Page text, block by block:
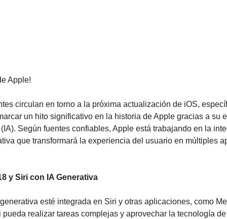
Apple!
circulan en torno a la próxima actualización de iOS,
un hito significativo en la historia de Apple gracias a su
Según fuentes confiables, Apple está trabajando en la
que transformará la experiencia del usuario en múltiples
y Siri con IA Generativa
esté integrada en Siri y otras aplicaciones, como
realizar tareas complejas y aprovechar la tecnología